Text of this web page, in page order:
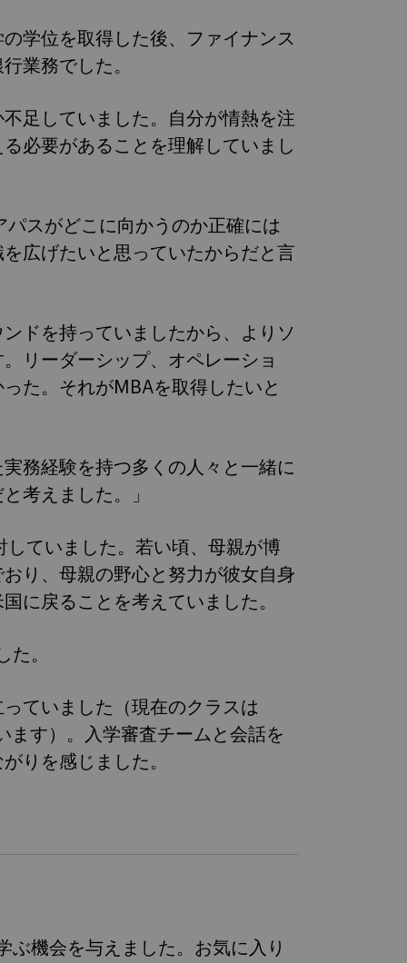
学位を取得した後、ファイナンス
業務でした。
足していました。自分が情熱を注
必要があることを理解していまし
スがどこに向かうのか正確には
広げたいと思っていたからだと言
ドを持っていましたから、よりソ
リーダーシップ、オペレーショ
た。それがMBAを取得したいと
務経験を持つ多くの人々と一緒に
考えました。」
ていました。若い頃、母親が博
り、母親の野心と努力が彼女自身
に戻ることを考えていました。
た。
ていました（現在のクラスは
す）。入学審査チームと会話を
りを感じました。
ぶ機会を与えました。お気に入り